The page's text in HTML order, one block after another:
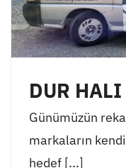
DUR
Günümüzün
markaların
hedef [...]